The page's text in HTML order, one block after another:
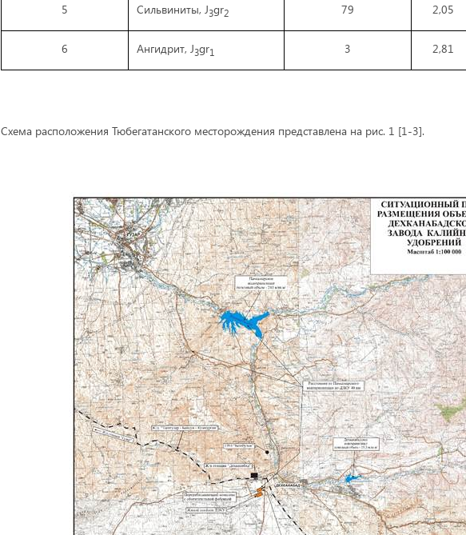
5 Сильвиниты, J3gr2 79 2,05
6 Ангидрит, J3gr1 3 2,81
Схема расположения Тюбегатанского месторождения представлена на рис. 1 [1-3].